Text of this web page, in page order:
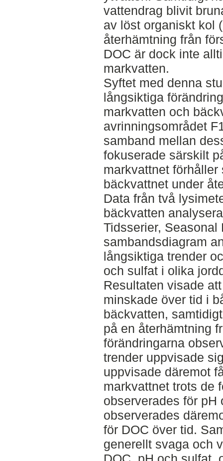
vattendrag blivit
av löst organiskt kol
återhämtning från
DOC är dock inte
markvatten.
Syftet med denna
långsiktiga
markvatten och
avrinningsområdet
samband mellan
fokuserade särskilt
markvattnet
bäckvattnet under
Data från två
bäckvatten
Tidsserier, Seasonal
sambandsdiagram
långsiktiga trender
och sulfat i olika
Resultaten visade
minskade över tid i
bäckvatten,
på en återhämtning
förändringarna
trender uppvisade
uppvisade däremot
markvattnet trots de
observerades för pH
observerades
för DOC över tid.
generellt svaga och